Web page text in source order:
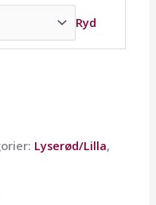
Ryd
Lyserød/Lilla,